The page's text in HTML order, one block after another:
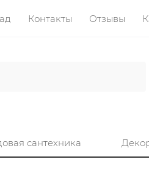
Контакты Отзывы
сантехника